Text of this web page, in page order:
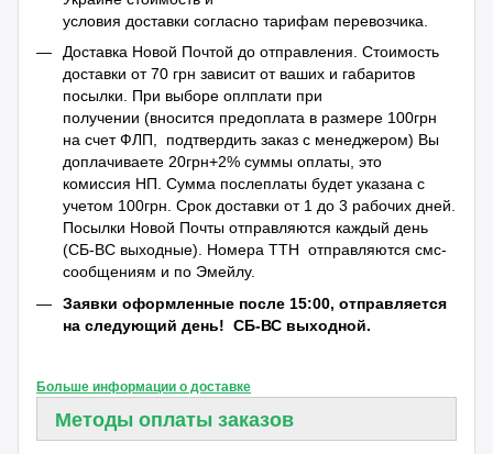
условия доставки согласно тарифам перевозчика.
Доставка Новой Почтой до отправления. Стоимость
доставки от 70 грн зависит от ваших и габаритов
посылки. При выборе оплплати при
получении (вносится предоплата в размере 100грн
на счет ФЛП, подтвердить заказ с менеджером) Вы
доплачиваете 20грн+2% суммы оплаты, это
комиссия НП. Сумма послеплаты будет указана с
учетом 100грн. Срок доставки от 1 до 3 рабочих дней.
Посылки Новой Почты отправляются каждый день
(СБ-ВС выходные). Номера ТТН отправляются смс-
сообщениям и по Эмейлу.
Заявки оформленные после 15:00, отправляется
на следующий день! СБ-ВС выходной.
Больше информации о доставке
Методы оплаты заказов